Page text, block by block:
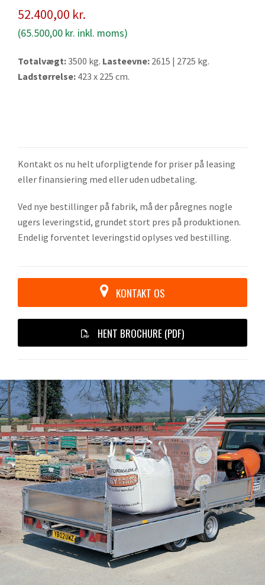
52.400,00 kr.
(65.500,00 kr. inkl. moms)
Totalvægt:3500 kg. Lasteevne: 2615 | 2725 kg.
Ladstørrelse: 423 x 225 cm.
Kontakt os nu helt uforpligtende for priser på leasing
eller finansiering med eller uden udbetaling.
Ved nye bestillinger på fabrik, må der påregnes nogle
ugers leveringstid, grundet stort pres på produktionen.
Endelig forventet leveringstid oplyses ved bestilling.
KONTAKT OS
HENT BROCHURE (PDF)